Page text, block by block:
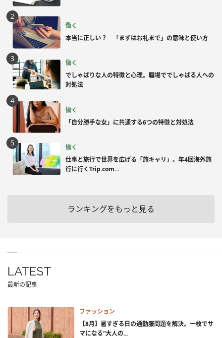
働く
本当に正しい？ 「まずはお礼まで」の意味と使い方
働く
でしゃばりな人の特徴と心理。職場ででしゃばる人への
対処法
働く
「自分勝手な女」に共通する6つの特徴と対処法
働く
仕事と旅行で世界を広げる「旅キャリ」。年4回海外旅
行に行くTrip.com...
ランキングをもっと見る
LATEST
最新の記事
ファッション
【8月】暑すぎる日の通勤服問題を解決。一枚でサ
マになる“大人の...